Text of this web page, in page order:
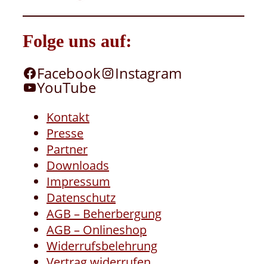
Folge uns auf:
Facebook
Instagram
YouTube
Kontakt
Presse
Partner
Downloads
Impressum
Datenschutz
AGB – Beherbergung
AGB – Onlineshop
Widerrufsbelehrung